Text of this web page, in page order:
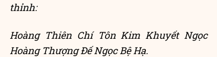
thỉnh:
Hoàng Thiên Chí Tôn Kim Khuyết Ngọc
Hoàng Thượng Đế Ngọc Bệ Hạ.